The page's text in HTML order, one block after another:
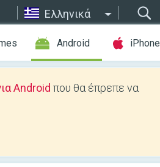
Ελληνικά
Android iPhone
Android που θα έπρεπε να